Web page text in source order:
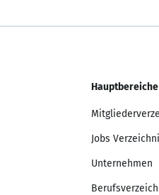
Hauptbereiche
Jobs
Unternehmen